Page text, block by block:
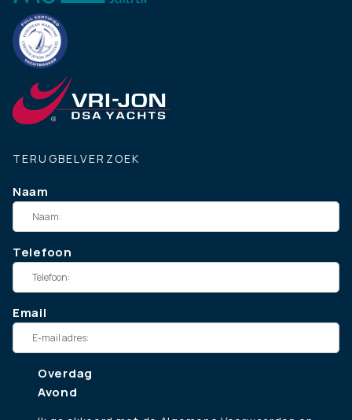
TERUGBELVERZOEK
Naam
Telefoon
Email
Overdag
Avond